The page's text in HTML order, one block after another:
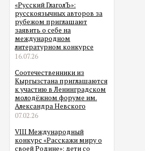
«Русский ГлаголЪ»:
русскоязычных авторов за
рубежом приглашают
заявить о себе на
международном
литературном конкурсе
16.07.26
Соотечественники из
Кыргызстана приглашаются
к участию в Ленинградском
молодёжном форуме им.
Александра Невского
07.02.26
VIII Международный
конкурс «Расскажи миру о
своей Родине»: дети со